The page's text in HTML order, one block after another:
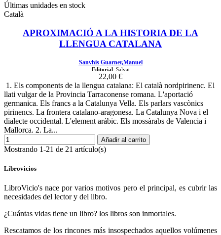
Últimas unidades en stock
Català
APROXIMACIÓ A LA HISTORIA DE LA
LLENGUA CATALANA
Sanvhis Guarner,Manuel
Editorial: Salvat
22,00 €
1. Els components de la llengua catalana: El català nordpirinenc. El
llati vulgar de la Provincia Tarraconense romana. L'aportació
germanica. Els francs a la Catalunya Vella. Els parlars vascònics
pirinencs. La frontera catalano-aragonesa. La Catalunya Nova i el
dialecte occidental. L'element arábic. Els mossàrabs de Valencia i
Mallorca. 2. La...
Añadir al carrito
Mostrando 1-21 de 21 artículo(s)
Librovicios
LibroVicio's nace por varios motivos pero el principal, es cubrir las
necesidades del lector y del libro.
¿Cuántas vidas tiene un libro? los libros son inmortales.
Rescatamos de los rincones más insospechados aquellos volúmenes